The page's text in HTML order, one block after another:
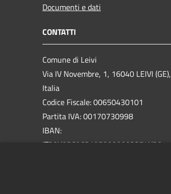
Documenti e dati
CONTATTI
Comune di Leivi
Via IV Novembre, 1, 16040 LEIVI (GE),
Italia
Codice Fiscale: 00650430101
Partita IVA: 00170730998
IBAN:
IT20V0569631950000003354X20